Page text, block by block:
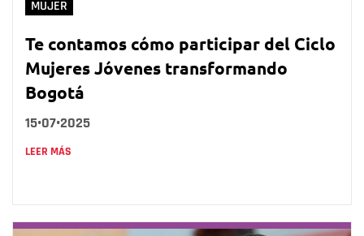
MUJER
Te contamos cómo participar del Ciclo
Mujeres Jóvenes transformando
Bogotá
15•07•2025
LEER MÁS